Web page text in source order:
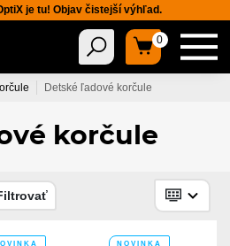
je tu! Objav čistejší výhľad.
0
Detské ľadové korčule
korčule
NOVINKA